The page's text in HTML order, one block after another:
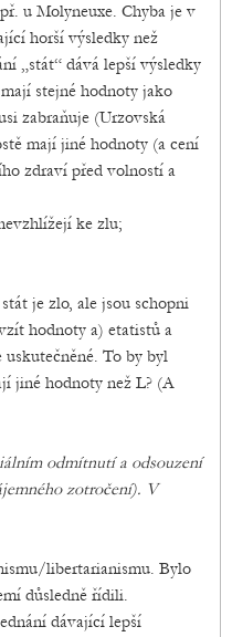
u Molyneuxe. Chyba je v
horší výsledky než
„stát“ dává lepší výsledky
stejné hodnoty jako
zabraňuje (Urzovská
mají jiné hodnoty (a cení
zdraví před volností a
ke zlu;
je zlo, ale jsou schopni
hodnoty a) etatistů a
To by byl
jiné hodnoty než L? (A
odmítnutí a odsouzení
zotročení). V
libertarianismu. Bylo
důsledně řídili.
dávající lepší